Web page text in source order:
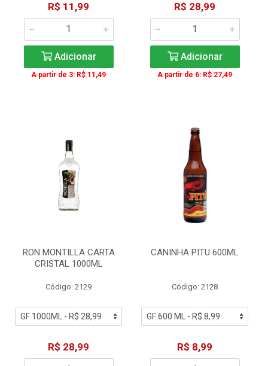
R$ 11,99
Adicionar
A partir de 3: R$ 11,49
R$ 28,99
Adicionar
A partir de 6: R$ 27,49
RON MONTILLA CARTA
CRISTAL 1000ML
Código: 2129
R$ 28,99
CANINHA PITU 600ML
Código: 2128
R$ 8,99